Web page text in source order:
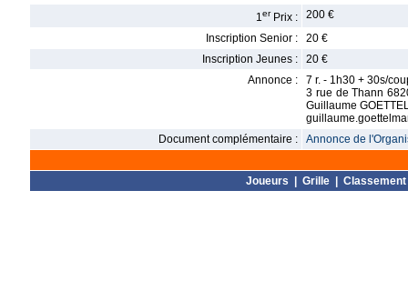
1er Prix :
200 €
Inscription Senior :
20 €
Inscription Jeunes :
20 €
Annonce :
7 r. - 1h30 + 30s/
3 rue de Thann
Guillaume
Document complémentaire :
Annonce de
Joueurs Grille Classement